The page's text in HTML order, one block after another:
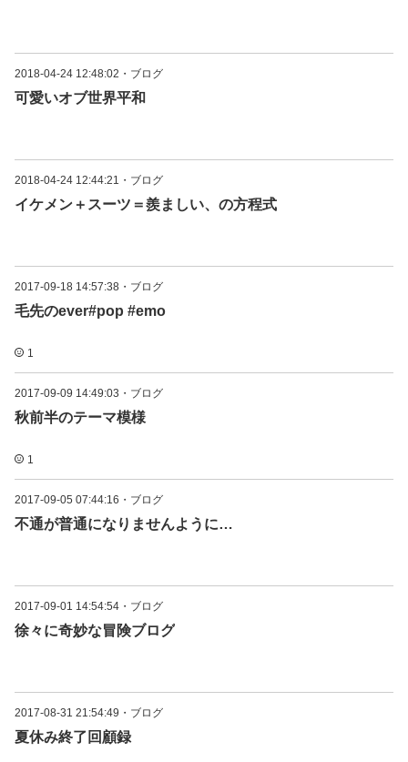
2018-04-24 12:48:02 ・ ブログ
可愛いオブ世界平和
2018-04-24 12:44:21 ・ ブログ
イケメン＋スーツ＝羨ましい、の方程式
2017-09-18 14:57:38 ・ ブログ
毛先のever#pop #emo
1
2017-09-09 14:49:03 ・ ブログ
秋前半のテーマ模様
1
2017-09-05 07:44:16 ・ ブログ
不通が普通になりませんように…
2017-09-01 14:54:54 ・ ブログ
徐々に奇妙な冒険ブログ
2017-08-31 21:54:49 ・ ブログ
夏休み終了回顧録